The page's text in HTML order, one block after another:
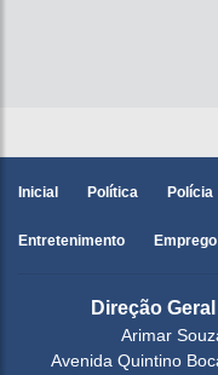
Inicial Política Polícia
Entretenimento Emprego
Direção
Arimar
Avenida Quintino